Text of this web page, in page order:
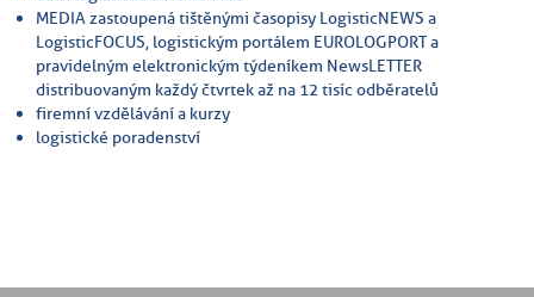
MEDIA zastoupená tištěnými časopisy LogisticNEWS a
LogisticFOCUS, logistickým portálem EUROLOGPORT a
pravidelným elektronickým týdeníkem NewsLETTER
distribuovaným každý čtvrtek až na 12 tisíc odběratelů
firemní vzdělávání a kurzy
logistické poradenství